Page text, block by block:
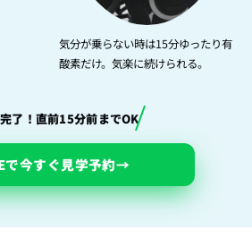
気分が乗らない時は15分ゆったり有
酸素だけ。気楽に続けられる。
了！直前15分前までOK
で今すぐ見学予約→